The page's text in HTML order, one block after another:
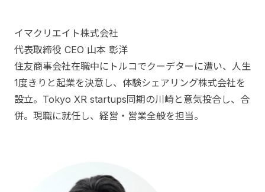
イマクリエイト株式会社
代表取締役 CEO 山本 彰洋
住友商事会社在職中にトルコでクーデターに遭い、人生
1度きりと起業を決意し、体験シェアリング株式会社を
設立。Tokyo XR startups同期の川崎と意気投合し、合
併。現職に就任し、経営・営業全般を担当。